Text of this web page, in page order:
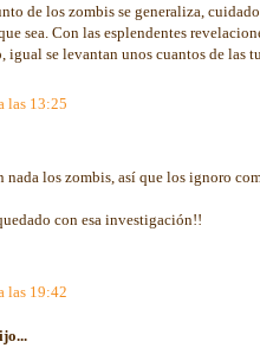
de los zombis se generaliza,
sea. Con las esplendentes
se levantan unos cuantos de las
las 13:25
nada los zombis, así que los ignoro
con esa investigación!!
las 19:42